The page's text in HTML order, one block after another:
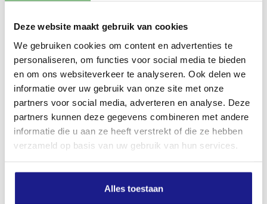
Deze website maakt gebruik van cookies
We gebruiken cookies om content en advertenties te
personaliseren, om functies voor social media te bieden
en om ons websiteverkeer te analyseren. Ook delen we
informatie over uw gebruik van onze site met onze
partners voor social media, adverteren en analyse. Deze
partners kunnen deze gegevens combineren met andere
informatie die u aan ze heeft verstrekt of die ze hebben
verzameld op basis van uw gebruik van hun services.
Alles toestaan
8801 RD Franeker
0517-396800
info@mechanisatiefraneker.nl
Bij storing:06-83139573
OPENINGSTIJDEN